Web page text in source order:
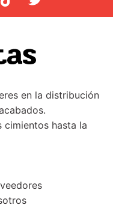
en la distribución
cimientos hasta la